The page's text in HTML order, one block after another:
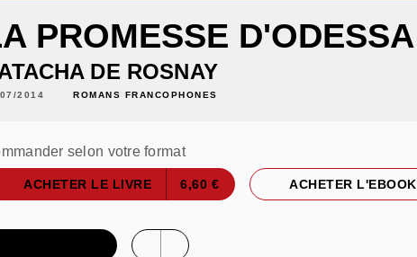
PROMESSE D'ODESSA
DE ROSNAY
2014 ROMANS FRANCOPHONES
selon votre format
ACHETER LE LIVRE 6,60 € ACHETER L'EBOOK